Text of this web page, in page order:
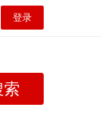
登录
索